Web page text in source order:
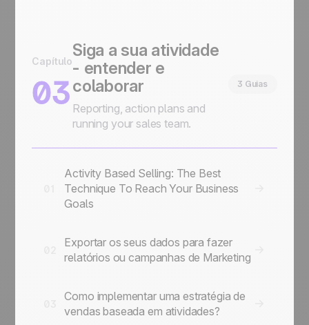
Capítulo
03
Siga a sua atividade
- entender e
colaborar
Reporting, action plans and
running your sales team.
3 Guias
Activity Based Selling: The Best
Technique To Reach Your Business
Goals
Exportar os seus dados para fazer
relatórios ou campanhas de Marketing
Como implementar uma estratégia de
vendas baseada em atividades?